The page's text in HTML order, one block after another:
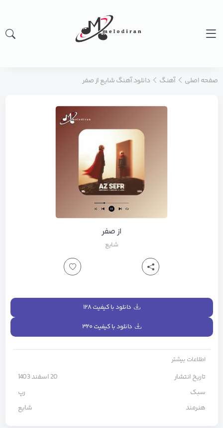
صفحه اصلی آهنگ دانلود آهنگ شایع از صفر
از صفر
شایع
دانلود با کیفیت ۱۲۸
دانلود با کیفیت ۳۲۰
اطلاعات بیشتر
تاریخ انتشار
20 اسفند 1403
سبک
رپ
هنرمند
شایع